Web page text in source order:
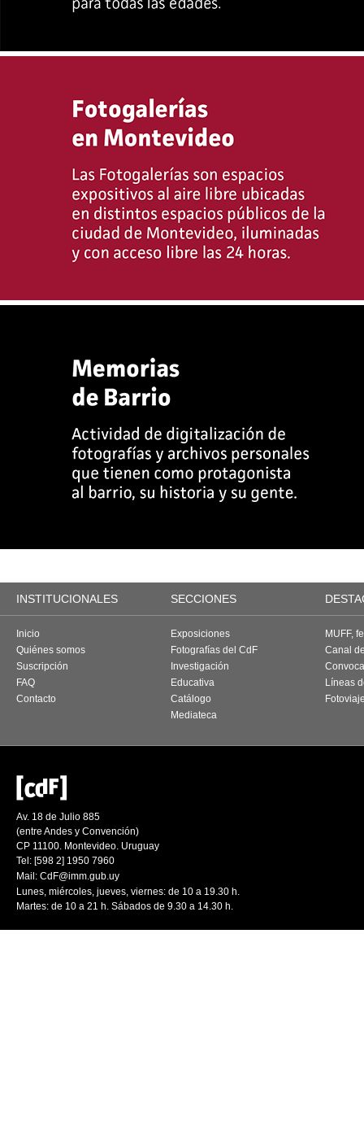
INSTITUCIONALES SECCIONES
Inicio
Quiénes somos
Suscripción
FAQ
Contacto
Exposiciones
Fotografías del CdF
Investigación
Educativa
Catálogo
Mediateca
MUFF,
Canal
Líneas
Av. 18 de Julio 885
(entre Andes y Convención)
CP 11100. Montevideo. Uruguay
Tel: [598 2] 1950 7960
Mail: CdF@imm.gub.uy
Lunes, miércoles, jueves, viernes: de 10 a 19.30 h.
Martes: de 10 a 21 h. Sábados de 9.30 a 14.30 h.